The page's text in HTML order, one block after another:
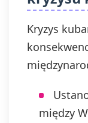
Kryzys
między